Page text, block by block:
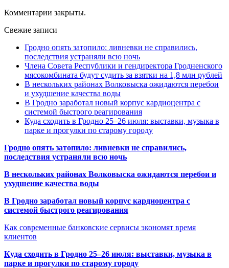
Комментарии закрыты.
Свежие записи
Гродно опять затопило: ливневки не справились,
последствия устраняли всю ночь
Члена Совета Республики и гендиректора Гродненского
мясокомбината будут судить за взятки на 1,8 млн рублей
В нескольких районах Волковыска ожидаются перебои
и ухудшение качества воды
В Гродно заработал новый корпус кардиоцентра с
системой быстрого реагирования
Куда сходить в Гродно 25–26 июля: выставки, музыка в
парке и прогулки по старому городу
Гродно опять затопило: ливневки не справились,
последствия устраняли всю ночь
В нескольких районах Волковыска ожидаются перебои и
ухудшение качества воды
В Гродно заработал новый корпус кардиоцентра с
системой быстрого реагирования
Как современные банковские сервисы экономят время
клиентов
Куда сходить в Гродно 25–26 июля: выставки, музыка в
парке и прогулки по старому городу